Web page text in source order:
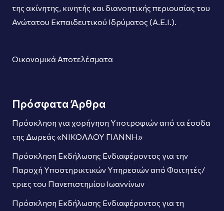
της ακίνητης, κινητής και διανοητικής περιουσίας του
Ανώτατου Εκπαιδευτικού Ιδρύματος (Α.Ε.Ι.).
Οικονομικά Αποτελέσματα
Πρόσφατα Άρθρα
Πρόσκληση για χορήγηση Υποτροφιών από τα έσοδα
της Δωρεάς «ΝΙΚΟΛΑΟΥ ΓΙΑΝΝΗ»
Πρόσκληση Εκδήλωσης Ενδιαφέροντος για την
Παροχή Υποστηρικτικών Υπηρεσιών από Φοιτητές/
τριες του Πανεπιστημίου Ιωαννίνων
Πρόσκληση Εκδήλωσης Ενδιαφέροντος για τη